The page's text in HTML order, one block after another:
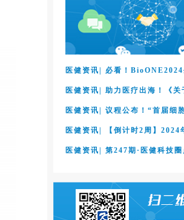
医健资讯| 必看！
医健资讯| 议程公布！“首届细
医健资讯| 【倒计时2周】2024
医健资讯| 第247期·医健科技